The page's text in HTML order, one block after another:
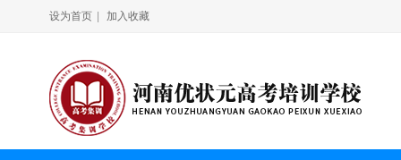
设为首页 加入收藏